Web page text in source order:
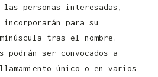
personas interesadas,
incorporarán para su
tras el nombre.
ser convocados a
único o en varios